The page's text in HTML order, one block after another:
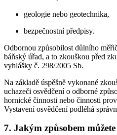
geologie nebo geotechnika,
bezpečnostní předpisy.
Odbornou způsobilost důlního
báňský úřad, a to zkouškou před
vyhlášky č. 298/2005 Sb.
Na základě úspěšně vykonané
uchazeči osvědčení o odborné
hornické činnosti nebo činnosti
Vystavení osvědčení podléhá
7. Jakým způsobem